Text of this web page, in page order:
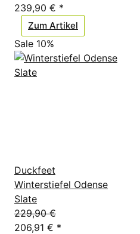
239,90 € *
Zum Artikel
Sale 10%
Duckfeet
Winterstiefel Odense
Slate
229,90 €
206,91 € *